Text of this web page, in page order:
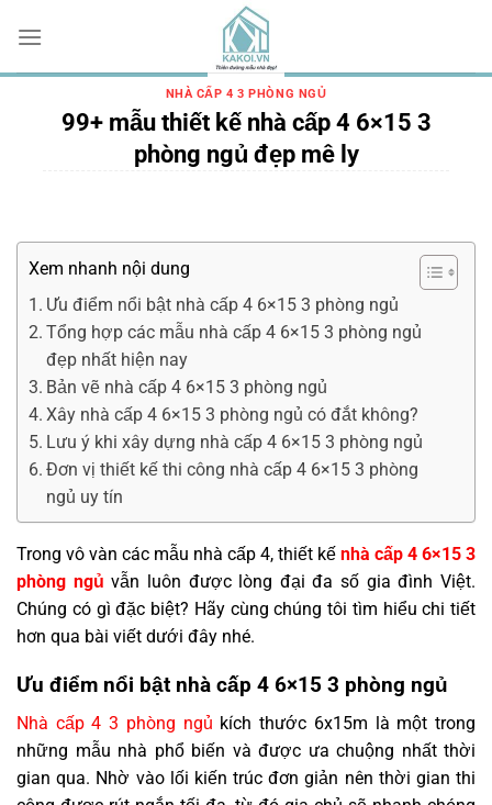
đến
nội
NHÀ CẤP 4 3 PHÒNG NGỦ
99+ mẫu thiết kế nhà cấp 4 6×15 3
phòng ngủ đẹp mê ly
Xem nhanh nội dung
Ưu điểm nổi bật nhà cấp 4 6×15 3 phòng ngủ
Tổng hợp các mẫu nhà cấp 4 6×15 3 phòng ngủ
đẹp nhất hiện nay
Bản vẽ nhà cấp 4 6×15 3 phòng ngủ
Xây nhà cấp 4 6×15 3 phòng ngủ có đắt không?
Lưu ý khi xây dựng nhà cấp 4 6×15 3 phòng ngủ
Đơn vị thiết kế thi công nhà cấp 4 6×15 3 phòng
ngủ uy tín
Trong vô vàn các mẫu nhà cấp 4, thiết kế nhà cấp 4 6×15 3
phòng ngủ vẫn luôn được lòng đại đa số gia đình Việt.
Chúng có gì đặc biệt? Hãy cùng chúng tôi tìm hiểu chi tiết
hơn qua bài viết dưới đây nhé.
Ưu điểm nổi bật nhà cấp 4 6×15 3 phòng ngủ
Nhà cấp 4 3 phòng ngủ kích thước 6x15m là một trong
những mẫu nhà phổ biến và được ưa chuộng nhất thời
gian qua. Nhờ vào lối kiến trúc đơn giản nên thời gian thi